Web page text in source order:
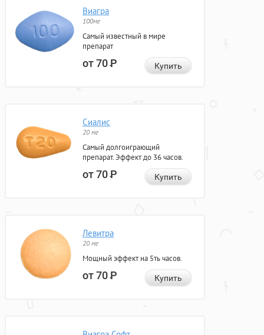
Виагра
100мг
Самый известный в мире
препарат
от 70Р Купить
Сиалис
20 мг
Самый долгоиграющий
препарат. Эффект до 36 часов.
от 70Р Купить
Левитра
20 мг
Мощный эффект на 5ть часов.
от 70Р Купить